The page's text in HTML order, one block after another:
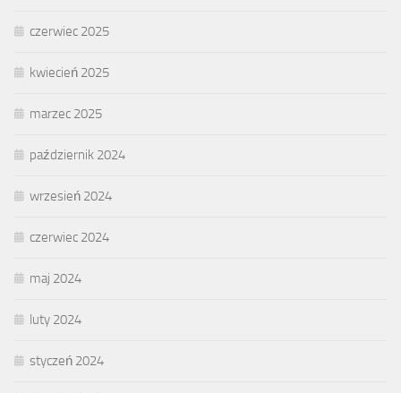
czerwiec 2025
kwiecień 2025
marzec 2025
październik 2024
wrzesień 2024
czerwiec 2024
maj 2024
luty 2024
styczeń 2024